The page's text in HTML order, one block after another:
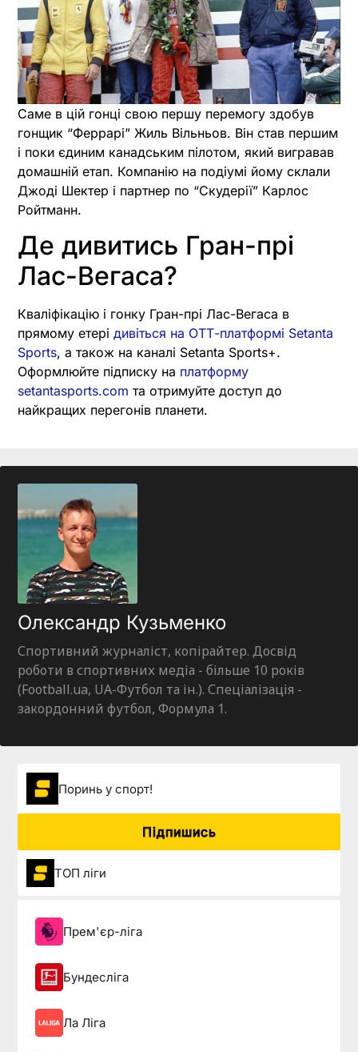
Саме в цій гонці свою першу перемогу здобув
гонщик “Феррарі” Жиль Вільньов. Він став першим
і поки єдиним канадським пілотом, який вигравав
домашній етап. Компанію на подіумі йому склали
Джоді Шектер і партнер по “Скудерії” Карлос
Ройтманн.
Де дивитись Гран-прі
Лас-Вегаса?
Кваліфікацію і гонку Гран-прі Лас-Вегаса в
прямому етері дивіться на ОТТ-платформі Setanta
Sports, а також на каналі Setanta Sports+.
Оформлюйте підписку на платформу
setantasports.com та отримуйте доступ до
найкращих перегонів планети.
Олександр Кузьменко
Спортивний журналіст, копірайтер. Досвід
роботи в спортивних медіа - більше 10 років
(Football.ua, UA-Футбол та ін.). Спеціалізація -
закордонний футбол, Формула 1.
Поринь у спорт!
Підпишись
ТОП ліги
Прем'єр-ліга
Бундесліга
Ла Ліга